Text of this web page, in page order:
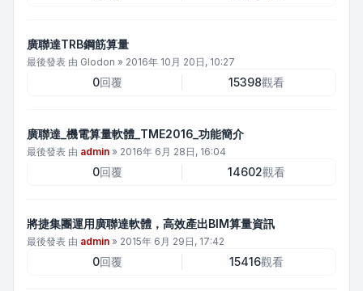
廣聯達TRB鋼筋算量
最後發表 由 Glodon » 2016年 10月 20日, 10:27
0回覆 15398觀看
廣聯達_機電算量軟體_TME2016_功能簡介
最後發表 由 admin » 2016年 6月 28日, 16:04
0回覆 14602觀看
將捷集團運用廣聯達軟體，高效產出BIM算量資訊
最後發表 由 admin » 2015年 6月 29日, 17:42
0回覆 15416觀看